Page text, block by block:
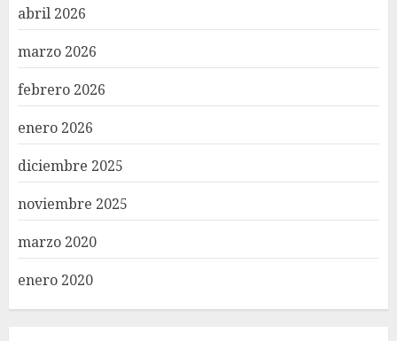
abril 2026
marzo 2026
febrero 2026
enero 2026
diciembre 2025
noviembre 2025
marzo 2020
enero 2020